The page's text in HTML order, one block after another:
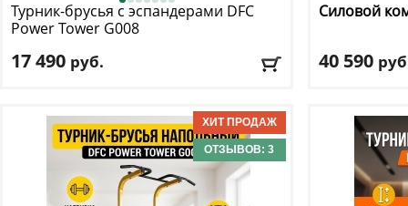
Турник-брусья c эспандерами DFC
Power Tower G008
17 490 руб.
Вариант исполнения: Черный
Доставка:БЕСПЛАТНО, 2-3 дня
Силовой
40 590
Вес
Размер:138
Доставка:
ОТЗЫВОВ: 3